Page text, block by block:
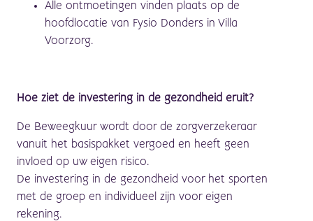
Alle ontmoetingen vinden plaats op de
hoofdlocatie van Fysio Donders in Villa
Voorzorg.
Hoeziet de investering in de gezondheid eruit?
De Beweegkuur wordt door de zorgverzekeraar
vanuit het basispakket vergoed en heeft geen
invloed op uw eigen risico.
De investering in de gezondheid voor het sporten
met de groep en individueel zijn voor eigen
rekening.